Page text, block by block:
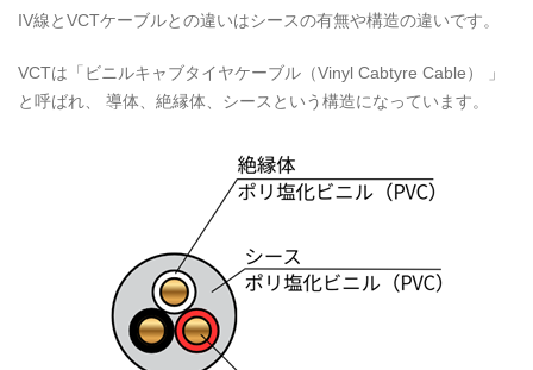
IV線とVCTケーブルとの違いはシースの有無や構造の違いです。
VCTは「ビニルキャブタイヤケーブル（Vinyl Cabtyre Cable） 」
と呼ばれ、 導体、絶縁体、シースという構造になっています。